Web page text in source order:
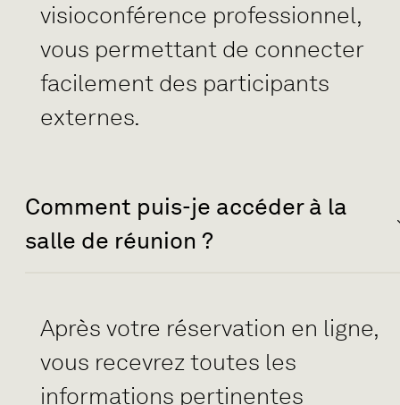
visioconférence professionnel,
vous permettant de connecter
facilement des participants
externes.
Comment puis-je accéder à la
salle de réunion ?
Après votre réservation en ligne,
vous recevrez toutes les
informations pertinentes